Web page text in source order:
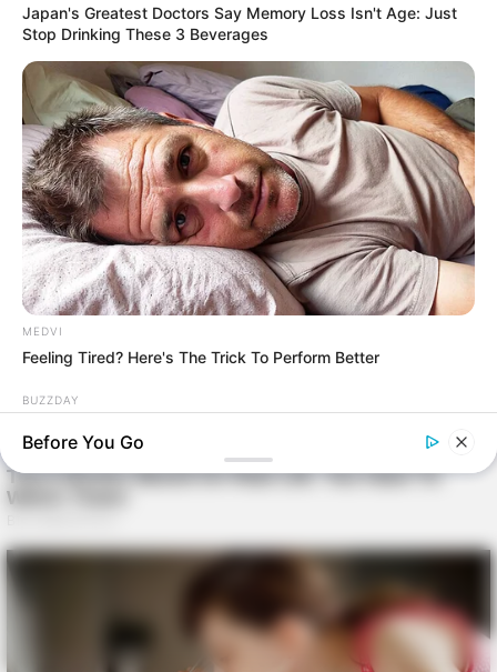
Japan's Greatest Doctors Say Memory Loss Isn't Age: Just
Stop Drinking These 3 Beverages
MEDVI
Feeling Tired? Here's The Trick To Perform Better
BUZZDAY
Reaction
Before You Go